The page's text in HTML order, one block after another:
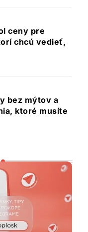
ceny pre
chcú vedieť,
bez mýtov a
ktoré musíte